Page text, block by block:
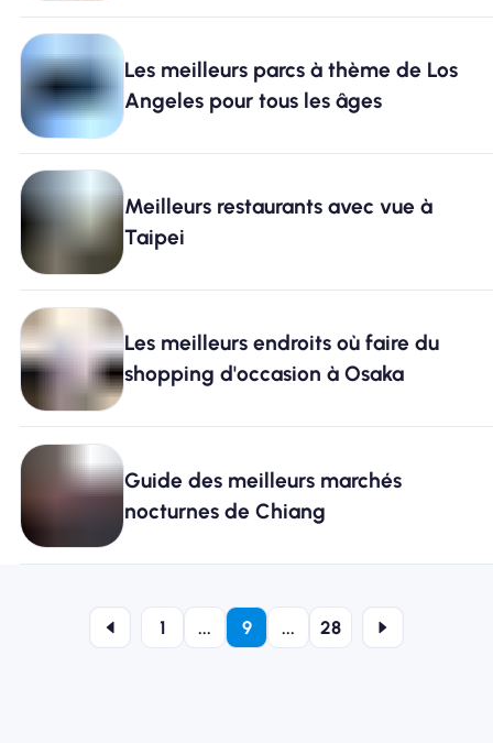
Les meilleurs parcs à thème de Los
Angeles pour tous les âges
Meilleurs restaurants avec vue à
Taipei
Les meilleurs endroits où faire du
shopping d'occasion à Osaka
Guide des meilleurs marchés
nocturnes de Chiang
1 ... 9 ... 28